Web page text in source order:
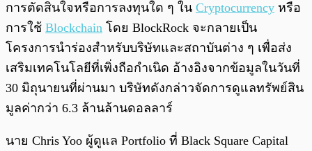
การตัดสินใจหรือการลงทุนใด ๆ ใน Cryptocurrency หรือ
การใช้ Blockchain โดย BlockRock จะกลายเป็น
โครงการนำร่องสำหรับบริษัทและสถาบันต่าง ๆ เพื่อส่ง
เสริมเทคโนโลยีที่เพิ่งถือกำเนิด อ้างอิงจากข้อมูลในวันที่
30 มิถุนายนที่ผ่านมา บริษัทดังกล่าวจัดการดูแลทรัพย์สิน
มูลค่ากว่า 6.3 ล้านล้านดอลลาร์
นาย Chris Yoo ผู้ดูแล Portfolio ที่ Black Square Capital